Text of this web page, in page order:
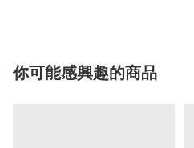
你可能感興趣的商品